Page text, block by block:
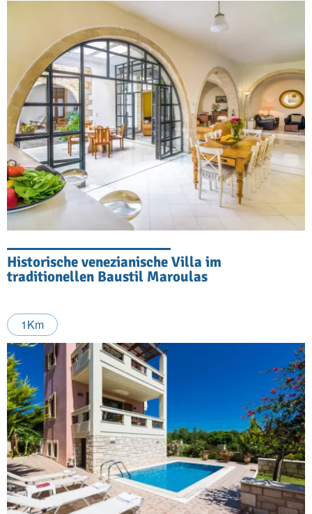
Historische venezianische Villa im
traditionellen Baustil Maroulas
1Km